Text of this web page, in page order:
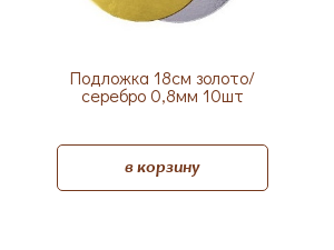
Подложка 18см золото/
серебро 0,8мм 10шт
в корзину